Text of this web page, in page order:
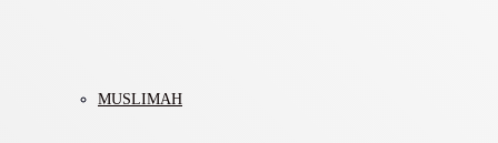
MUSLIMAH